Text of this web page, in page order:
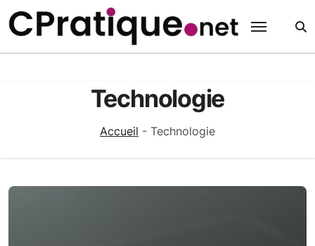
au
contenu
Technologie
Accueil - Technologie